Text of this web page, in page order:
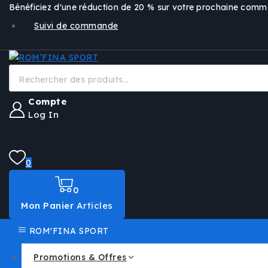
Passer
Bénéficiez d'une réduction de 20 % sur votre prochaine
Suivi de commande
pour:
Compte
Log In
0
0
Mon Panier Articles
ROM'FINA SPORT
Promotions & Offres